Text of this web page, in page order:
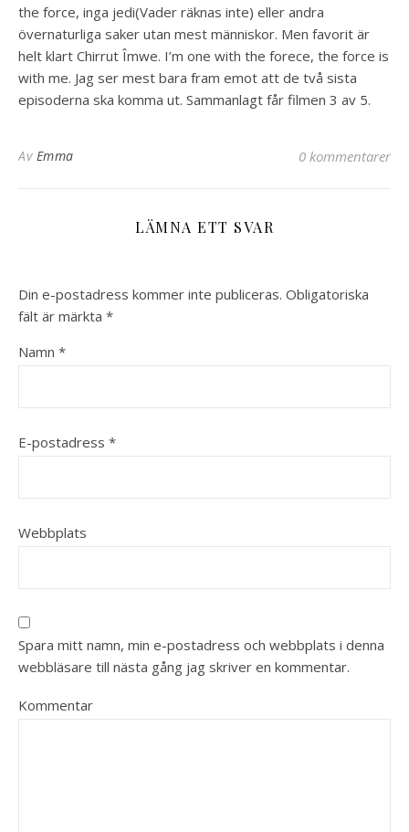
the force, inga jedi(Vader räknas inte) eller andra
övernaturliga saker utan mest människor. Men favorit är
helt klart Chirrut Îmwe. I’m one with the forece, the force is
with me. Jag ser mest bara fram emot att de två sista
episoderna ska komma ut. Sammanlagt får filmen 3 av 5.
Av Emma 0 kommentarer
LÄMNA ETT SVAR
Din e-postadress kommer inte publiceras. Obligatoriska
fält är märkta *
Namn *
E-postadress *
Webbplats
Spara mitt namn, min e-postadress och webbplats i denna
webbläsare till nästa gång jag skriver en kommentar.
Kommentar